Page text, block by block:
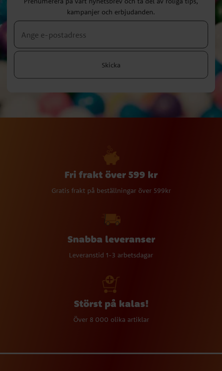
kampanjer och erbjudanden.
Skicka
Fri frakt över 599 kr
Gratis frakt på beställningar över 599kr
Snabba leveranser
Leveranstid 1-3 arbetsdagar
Störst på kalas!
Över 8 000 olika artiklar